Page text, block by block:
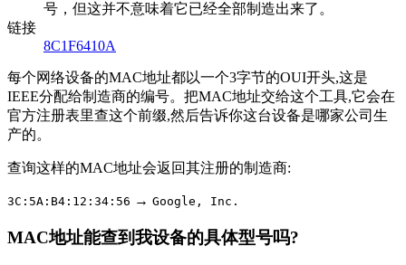
号，但这并不意味着它已经全部制造出来了。
链接
8C1F6410A
每个网络设备的MAC地址都以一个3字节的OUI开头,这是
IEEE分配给制造商的编号。把MAC地址交给这个工具,它会在
官方注册表里查这个前缀,然后告诉你这台设备是哪家公司生
产的。
查询这样的MAC地址会返回其注册的制造商:
3C:5A:B4:12:34:56 → Google, Inc.
MAC地址能查到我设备的具体型号吗?